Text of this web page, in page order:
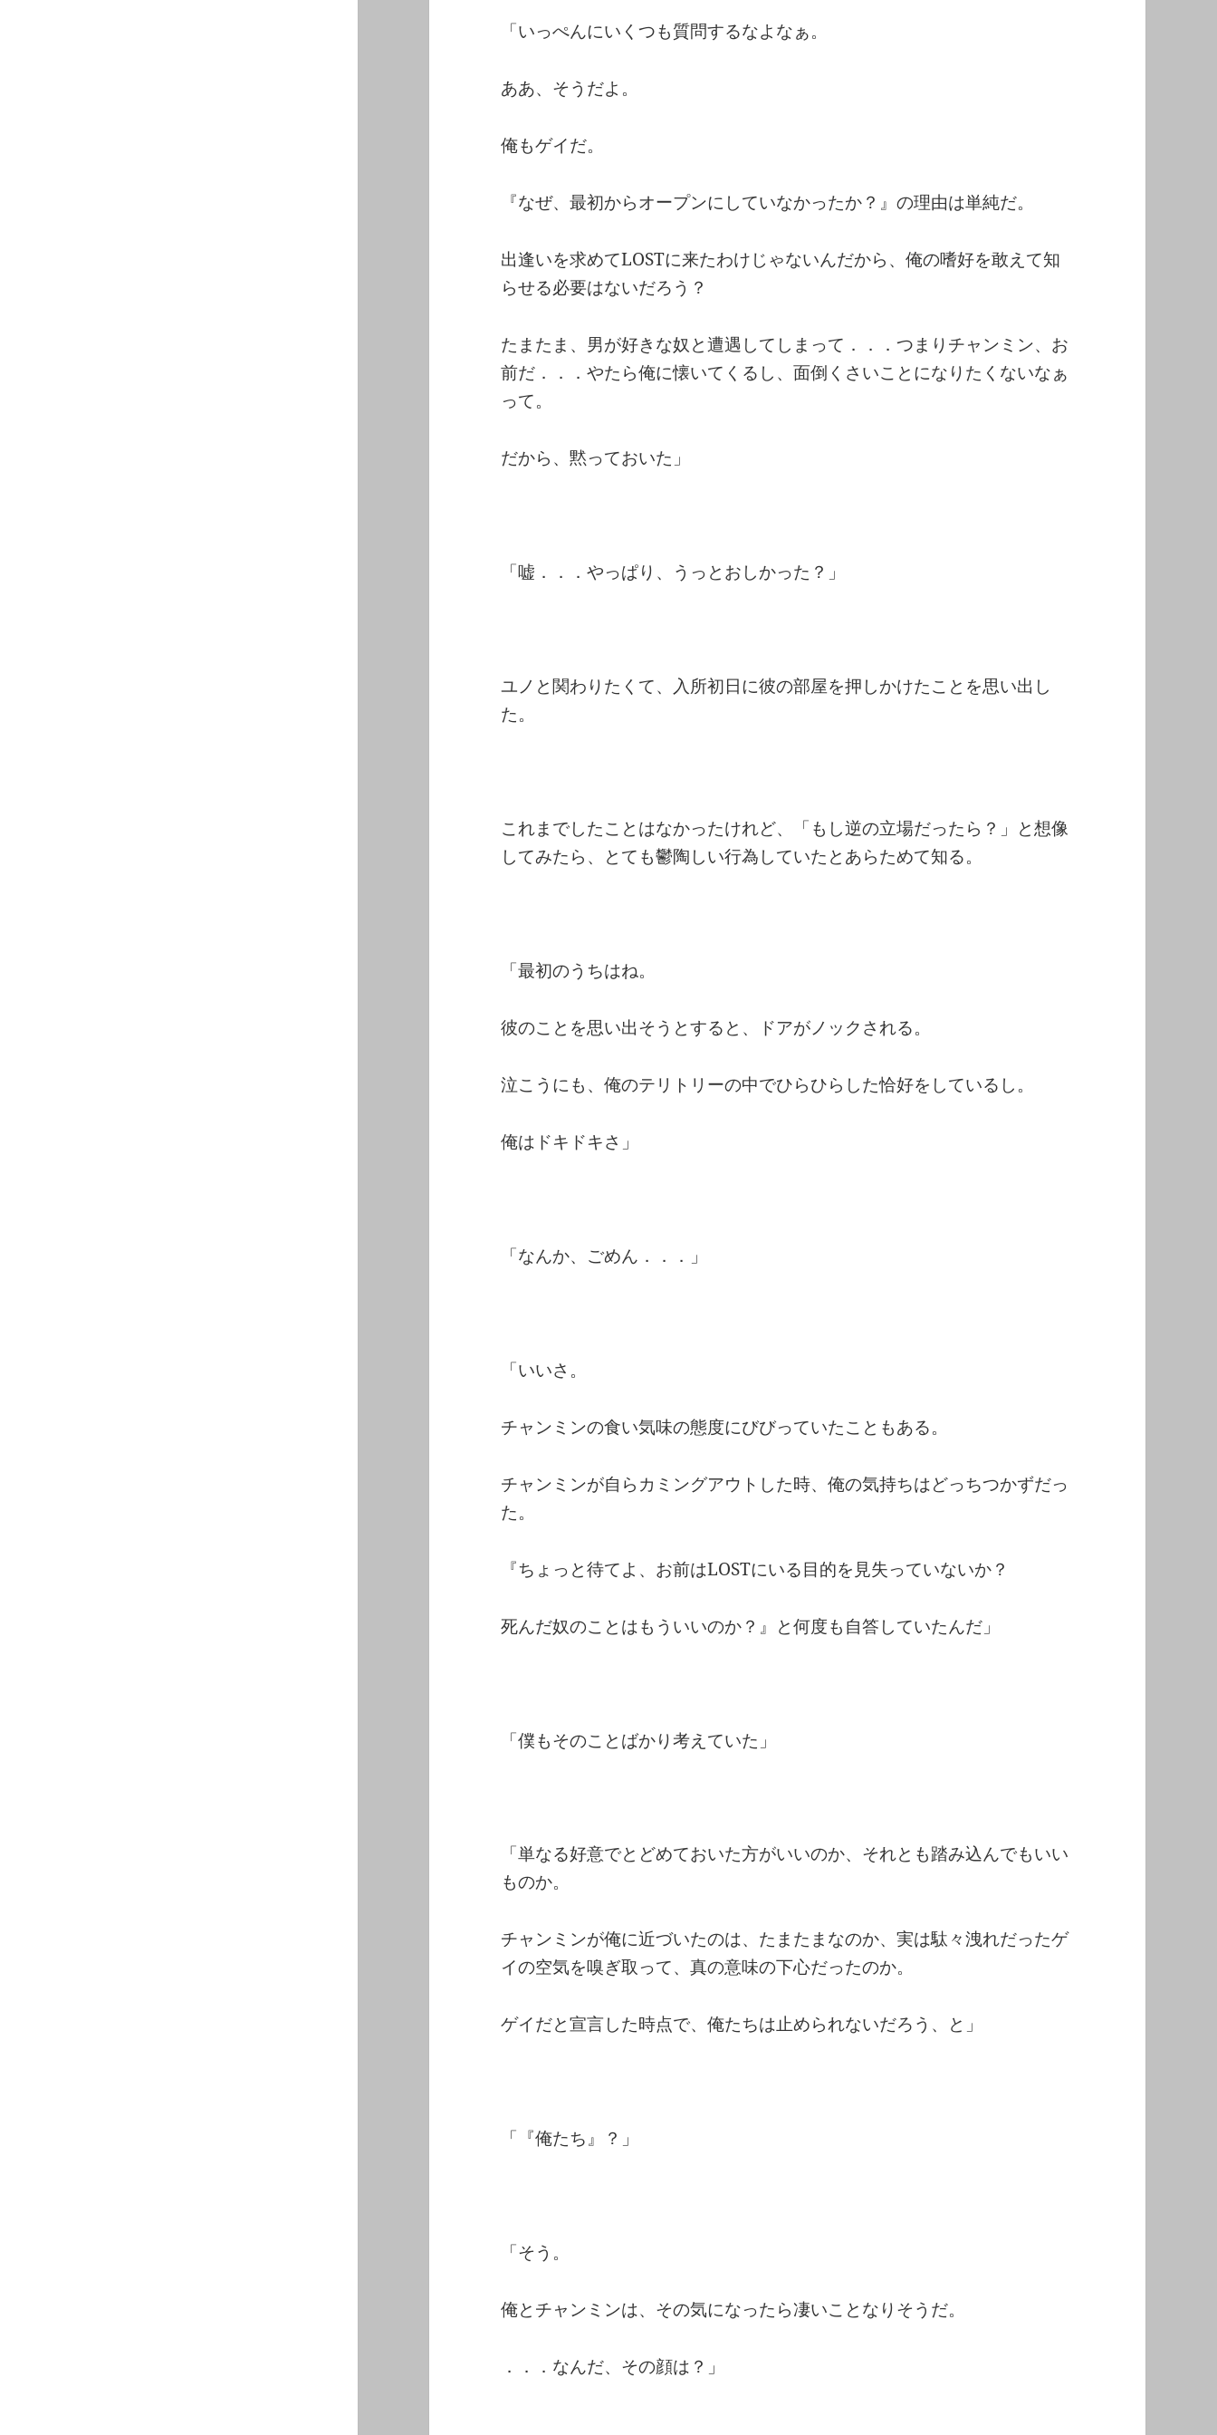
「いっぺんにいくつも質問するなよなぁ。
ああ、そうだよ。
俺もゲイだ。
『なぜ、最初からオープンにしていなかったか？』の理由は単純だ。
出逢いを求めてLOSTに来たわけじゃないんだから、俺の嗜好を敢えて知
らせる必要はないだろう？
たまたま、男が好きな奴と遭遇してしまって．．．つまりチャンミン、お
前だ．．．やたら俺に懐いてくるし、面倒くさいことになりたくないなぁ
って。
だから、黙っておいた」
「嘘．．．やっぱり、うっとおしかった？」
ユノと関わりたくて、入所初日に彼の部屋を押しかけたことを思い出し
た。
これまでしたことはなかったけれど、「もし逆の立場だったら？」と想像
してみたら、とても鬱陶しい行為していたとあらためて知る。
「最初のうちはね。
彼のことを思い出そうとすると、ドアがノックされる。
泣こうにも、俺のテリトリーの中でひらひらした恰好をしているし。
俺はドキドキさ」
「なんか、ごめん．．．」
「いいさ。
チャンミンの食い気味の態度にびびっていたこともある。
チャンミンが自らカミングアウトした時、俺の気持ちはどっちつかずだっ
た。
『ちょっと待てよ、お前はLOSTにいる目的を見失っていないか？
死んだ奴のことはもういいのか？』と何度も自答していたんだ」
「僕もそのことばかり考えていた」
「単なる好意でとどめておいた方がいいのか、それとも踏み込んでもいい
ものか。
チャンミンが俺に近づいたのは、たまたまなのか、実は駄々洩れだったゲ
イの空気を嗅ぎ取って、真の意味の下心だったのか。
ゲイだと宣言した時点で、俺たちは止められないだろう、と」
「『俺たち』？」
「そう。
俺とチャンミンは、その気になったら凄いことなりそうだ。
．．．なんだ、その顔は？」